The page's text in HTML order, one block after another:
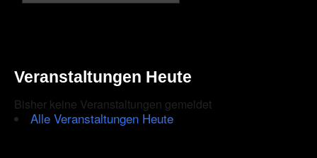
Veranstaltungen Heute
Bisher keine Veranstaltungen gemeldet
Alle Veranstaltungen Heute